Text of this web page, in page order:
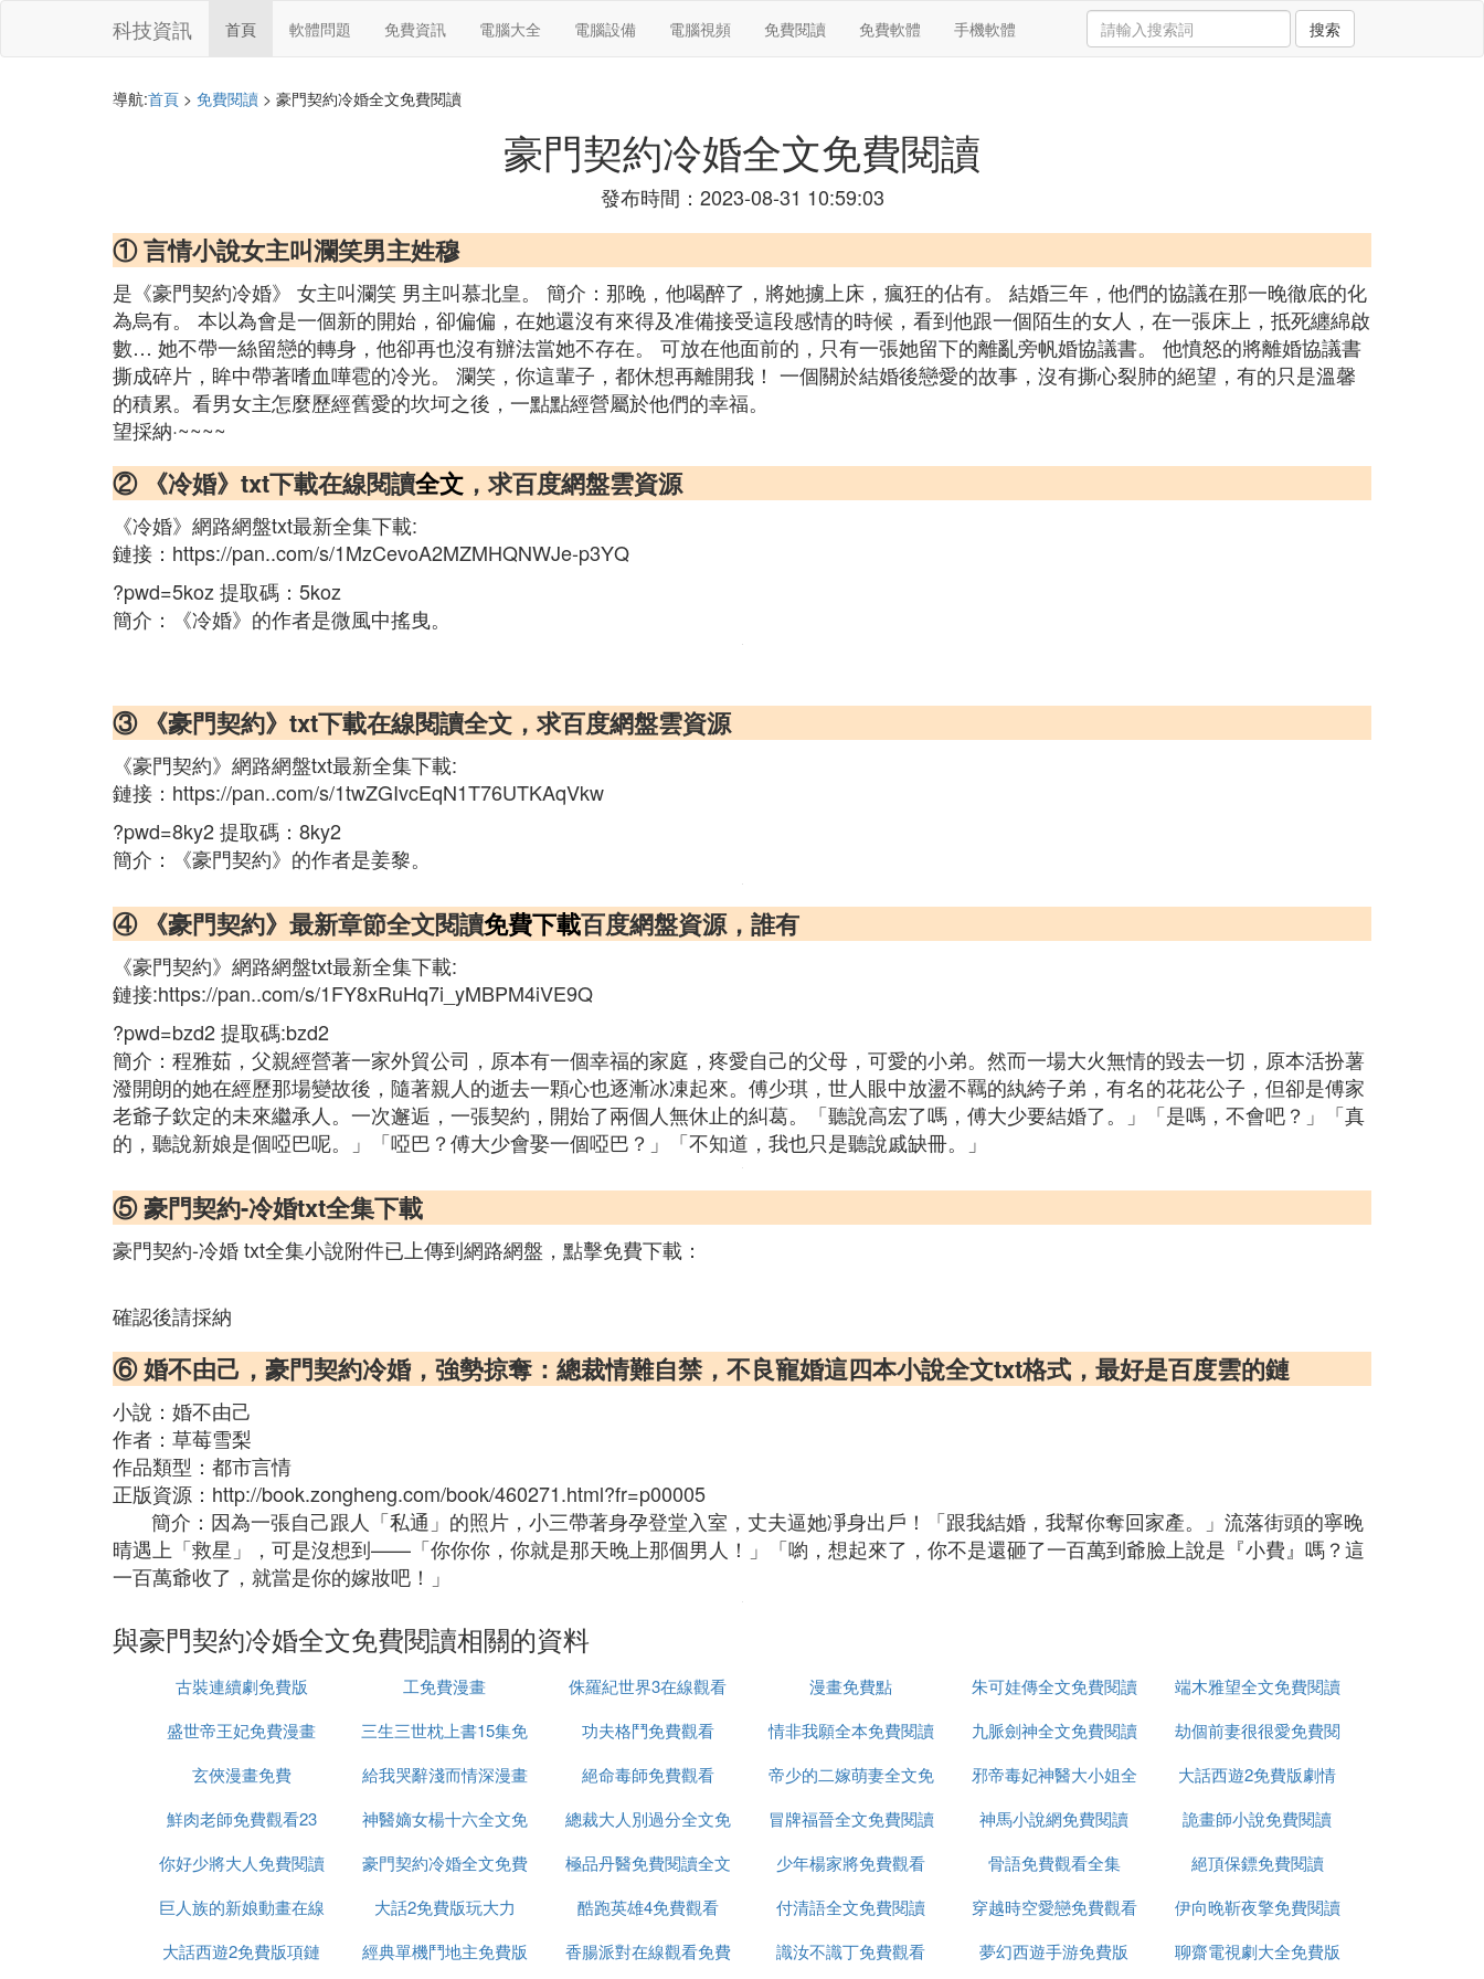
科技資訊 首頁 軟體問題 免費資訊 電腦大全 電腦設備 電腦視頻 免費閱讀 免費軟體 手機軟體 搜索
導航:首頁 > 免費閱讀 > 豪門契約冷婚全文免費閱讀
豪門契約冷婚全文免費閱讀
發布時間：2023-08-31 10:59:03
① 言情小說女主叫瀾笑男主姓穆
是《豪門契約冷婚》 女主叫瀾笑 男主叫慕北皇。 簡介：那晚，他喝醉了，將她擄上床，瘋狂的佔有。 結婚三年，他們的協議在那一晚徹底的化
為烏有。 本以為會是一個新的開始，卻偏偏，在她還沒有來得及准備接受這段感情的時候，看到他跟一個陌生的女人，在一張床上，抵死纏綿啟
數… 她不帶一絲留戀的轉身，他卻再也沒有辦法當她不存在。 可放在他面前的，只有一張她留下的離亂旁帆婚協議書。 他憤怒的將離婚協議書
撕成碎片，眸中帶著嗜血嘩雹的冷光。 瀾笑，你這輩子，都休想再離開我！ 一個關於結婚後戀愛的故事，沒有撕心裂肺的絕望，有的只是溫馨
的積累。看男女主怎麼歷經舊愛的坎坷之後，一點點經營屬於他們的幸福。
望採納·~~~~
② 《冷婚》txt下載在線閱讀全文 ，求百度網盤雲資源
《冷婚》網路網盤txt最新全集下載:
鏈接：https://pan..com/s/1MzCevoA2MZMHQNWJe-p3YQ
?pwd=5koz 提取碼：5koz
簡介：《冷婚》的作者是微風中搖曳。
③ 《豪門契約》txt下載在線閱讀全文，求百度網盤雲資源
《豪門契約》網路網盤txt最新全集下載:
鏈接：https://pan..com/s/1twZGIvcEqN1T76UTKAqVkw
?pwd=8ky2 提取碼：8ky2
簡介：《豪門契約》的作者是姜黎。
④ 《豪門契約》最新章節全文閱讀免費下載百度網盤資源，誰有
《豪門契約》網路網盤txt最新全集下載:
鏈接:https://pan..com/s/1FY8xRuHq7i_yMBPM4iVE9Q
?pwd=bzd2 提取碼:bzd2
簡介：程雅茹，父親經營著一家外貿公司，原本有一個幸福的家庭，疼愛自己的父母，可愛的小弟。然而一場大火無情的毀去一切，原本活扮薯
潑開朗的她在經歷那場變故後，隨著親人的逝去一顆心也逐漸冰凍起來。傅少琪，世人眼中放盪不羈的紈絝子弟，有名的花花公子，但卻是傅家
老爺子欽定的未來繼承人。一次邂逅，一張契約，開始了兩個人無休止的糾葛。「聽說高宏了嗎，傅大少要結婚了。」「是嗎，不會吧？」「真
的，聽說新娘是個啞巴呢。」「啞巴？傅大少會娶一個啞巴？」「不知道，我也只是聽說戚缺冊。」
⑤ 豪門契約-冷婚txt全集下載
豪門契約-冷婚 txt全集小說附件已上傳到網路網盤，點擊免費下載：
確認後請採納
⑥ 婚不由己，豪門契約冷婚，強勢掠奪：總裁情難自禁，不良寵婚這四本小說全文txt格式，最好是百度雲的鏈
小說：婚不由己
作者：草莓雪梨
作品類型：都市言情
正版資源：http://book.zongheng.com/book/460271.html?fr=p00005
簡介：因為一張自己跟人「私通」的照片，小三帶著身孕登堂入室，丈夫逼她凈身出戶！「跟我結婚，我幫你奪回家產。」流落街頭的寧晚
晴遇上「救星」，可是沒想到——「你你你，你就是那天晚上那個男人！」「喲，想起來了，你不是還砸了一百萬到爺臉上說是『小費』嗎？這
一百萬爺收了，就當是你的嫁妝吧！」
與豪門契約冷婚全文免費閱讀相關的資料
古裝連續劇免費版 工免費漫畫
侏羅紀世界3在線觀看
完整免費
漫畫免費點 朱可娃傳全文免費閱讀
端木雅望全文免費閱讀
盛世帝王妃免費漫畫
三生三世枕上書15集免
費觀看
功夫格鬥免費觀看 情非我願全本免費閱讀 九脈劍神全文免費閱讀
劫個前妻很很愛免費閱
讀
玄俠漫畫免費
給我哭辭淺而情深漫畫
免費六漫畫
絕命毒師免費觀看
帝少的二嫁萌妻全文免
費閱讀
邪帝毒妃神醫大小姐全
文免費閱讀全文
大話西遊2免費版劇情
鮮肉老師免費觀看23
神醫嫡女楊十六全文免
費閱讀
總裁大人別過分全文免
費閱讀
冒牌福晉全文免費閱讀 神馬小說網免費閱讀
詭畫師小說免費閱讀
你好少將大人免費閱讀
全文
豪門契約冷婚全文免費
閱讀
極品丹醫免費閱讀全文 少年楊家將免費觀看 骨語免費觀看全集
絕頂保鏢免費閱讀
巨人族的新娘動畫在線
觀看免費
大話2免費版玩大力 酷跑英雄4免費觀看 付清語全文免費閱讀 穿越時空愛戀免費觀看
伊向晚靳夜擎免費閱讀
大話西遊2免費版項鏈
經典單機鬥地主免費版 香腸派對在線觀看免費 識汝不識丁免費觀看 夢幻西遊手游免費版 聊齋電視劇大全免費版